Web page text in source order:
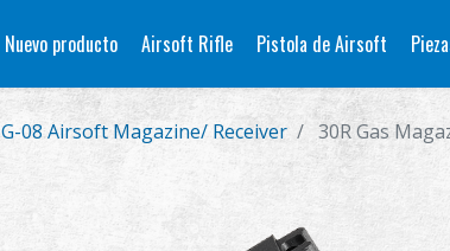
Nuevo producto Airsoft Rifle Pistola de Airsoft
G-08 Airsoft Magazine/ Receiver 30R Gas